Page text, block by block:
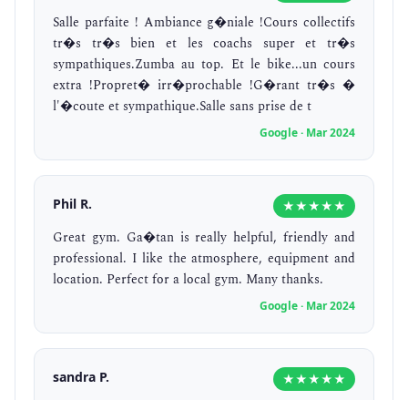
Salle parfaite ! Ambiance g�niale !Cours collectifs
tr�s tr�s bien et les coachs super et tr�s
sympathiques.Zumba au top. Et le bike...un cours
extra !Propret� irr�prochable !G�rant tr�s �
l'�coute et sympathique.Salle sans prise de t
Google · Mar 2024
Phil R. ★★★★★
Great gym. Ga�tan is really helpful, friendly and
professional. I like the atmosphere, equipment and
location. Perfect for a local gym. Many thanks.
Google · Mar 2024
sandra P. ★★★★★